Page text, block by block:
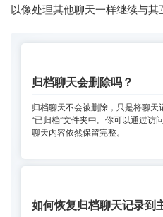
以像处理其他聊天一样继续与其
归档聊天会删除吗？
归档聊天不会被删除，只是将聊天
“已归档”文件夹中。你可以通过访
聊天内容依然保留完整。
如何恢复归档聊天记录到